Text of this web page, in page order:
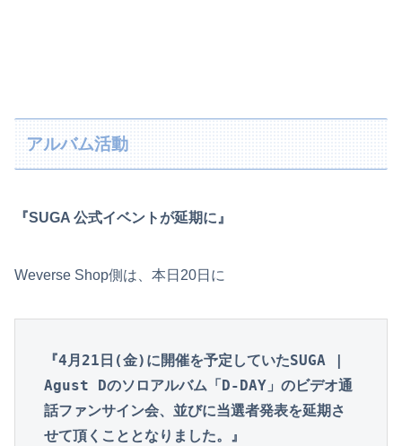
アルバム活動
『SUGA 公式イベントが延期に』
Weverse Shop側は、本日20日に
『4月21日(金)に開催を予定していたSUGA |
Agust Dのソロアルバム「D-DAY」のビデオ通
話ファンサイン会、並びに当選者発表を延期さ
せて頂くこととなりました。』